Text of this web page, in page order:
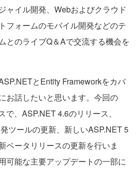
ャイル開発、Webおよびクラウド
フォームのモバイル開発などのテ
とのライブQ＆Aで交流する機会を
とEntity Frameworkをカバ
お話したいと思います。今回の
、ASP.NET 4.6のリリース、
ツールの更新、新しいASP.NET 5
ベータリリースの更新を行いま
可能な主要アップデートの一部に